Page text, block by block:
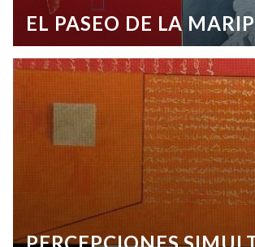
EL PASEO DE LA